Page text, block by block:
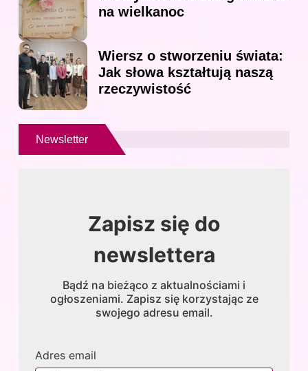
na wielkanoc
Wiersz o stworzeniu świata:
Jak słowa kształtują naszą
rzeczywistość
Newsletter
Zapisz się do
newslettera
Bądź na bieżąco z aktualnościami i
ogłoszeniami. Zapisz się korzystając ze
swojego adresu email.
Adres email